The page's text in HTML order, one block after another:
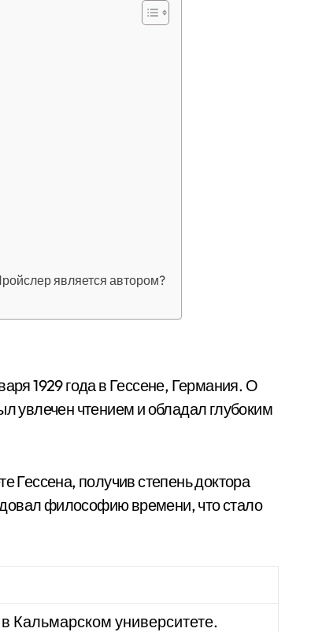
является автором?
1929 года в Гессене, Германия. О
увлечен чтением и обладал глубоким
Гессена, получив степень доктора
философию времени, что стало
Кальмарском университете.